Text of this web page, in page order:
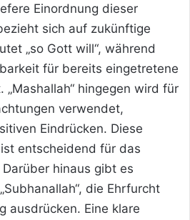
Einordnung dieser
sich auf zukünftige
„so Gott will“, während
für bereits eingetretene
„Mashallah“ hingegen wird für
verwendet,
Eindrücken. Diese
entscheidend für das
hinaus gibt es
die Ehrfurcht
ausdrücken. Eine klare